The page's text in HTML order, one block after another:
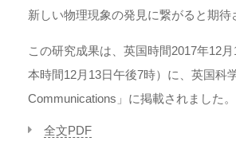
新しい物理現象の発見に繋がると期待
この研究成果は、英国時間2017年12
本時間12月13日午後7時）に、英国科
Communications」に掲載されました。
全文PDF